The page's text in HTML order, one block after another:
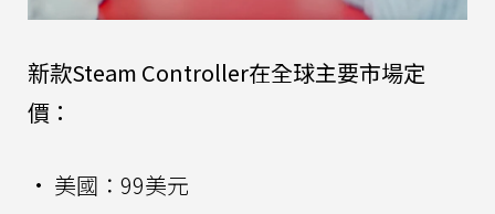
新款Steam Controller在全球主要市場定
價：
• 美國：99美元